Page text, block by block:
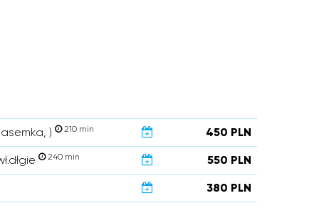
) 210 min 450 PLN
240 min 550 PLN
380 PLN